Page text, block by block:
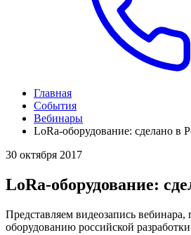
Главная
События
Вебинары
LoRa-оборудование: сделано в
30 октября 2017
LoRa-оборудование:
Представляем видеозапись
оборудованию российской